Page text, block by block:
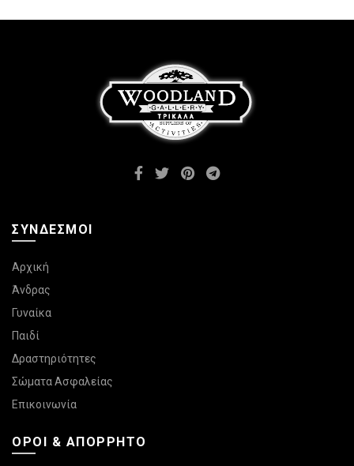
σελίδα
προϊόντος
του
προϊόντος
ΣΎΝΔΕΣΜΟΙ
Αρχική
Άνδρας
Γυναίκα
Παιδί
Δραστηριότητες
Σώματα Ασφαλείας
Επικοινωνία
ΌΡΟΙ & ΑΠΌΡΡΗΤΟ